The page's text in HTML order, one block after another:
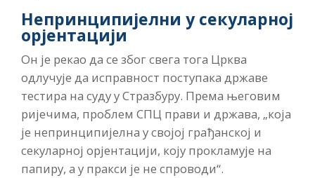
Непринципијелни у секуларној
орјентацији
Он је рекао да се због свега тога Црква
одлучује да исправност поступака државе
тестира на суду у Стразбуру. Према његовим
ријечима, проблем СПЦ прави и држава, „која
је непринципијелна у својој грађанској и
секуларној орјентацији, коју прокламује на
папиру, а у пракси је не спроводи“.